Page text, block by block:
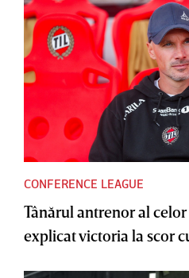
CONFERENCE LEAGUE
Tânărul antrenor al
explicat victoria la scor